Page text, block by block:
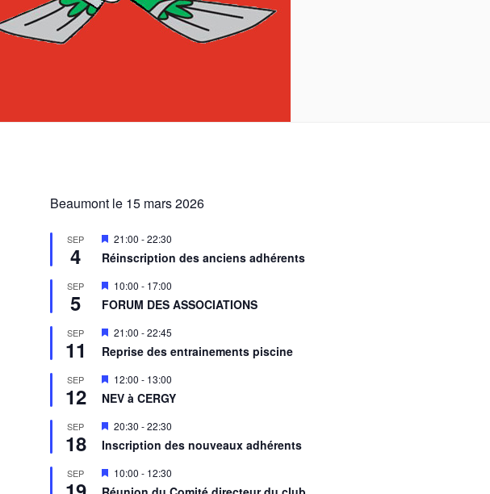
Beaumont le 15 mars 2026
SEP
4
M
i
s
n
a
a
n
t
21:00 -22:30
Réinscription des anciens adhérents
SEP
5
M
i
s
n
a
v
a
n
t
10:00 - 17:00
FORUM DES ASSOCIATIONS
SEP
11
M
s
n
a
a
n
t
21:00 -22:45
Reprise des entrainements piscine
SEP
12
M
i
s
n
a
a
n
12:00 - 13:00
NEV à CERGY
SEP
18
M
s
n
a
20:30 -22:30
Inscription des nouveaux adhérents
SEP
M
i
10:00 - 12:30